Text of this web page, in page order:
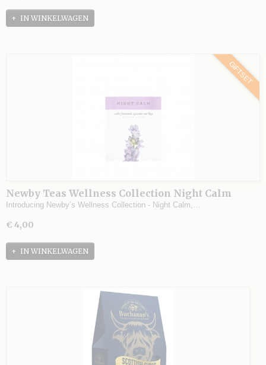
IN WINKELWAGEN
GIFTSET
Newby Teas Wellness Collection Night Calm
GIFTSET
Introducing Newby’s Wellness Collection - Night Calm,…
€ 4,00
IN WINKELWAGEN